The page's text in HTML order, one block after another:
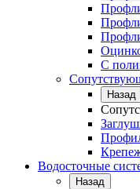
С
Назад
Водосточные
Назад